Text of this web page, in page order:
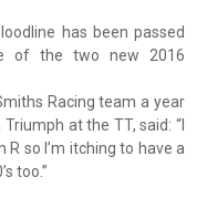
has been passed
of the two new 2016
Racing team a year
at the TT, said: “I
so I’m itching to have a
too.”